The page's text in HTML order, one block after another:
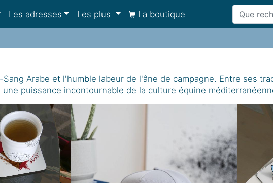
Les adresses Les plus La boutique
Arabe et l'humble labeur de l'âne de campagne. Entre ses
puissance incontournable de la culture équine